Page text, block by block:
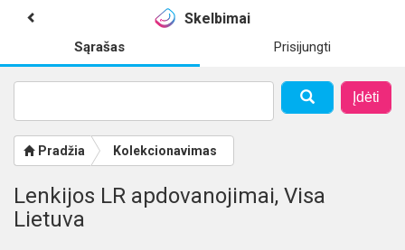
Skelbimai
Sąrašas Prisijungti
Įdėti
Pradžia Kolekcionavimas
Lenkijos LR apdovanojimai, Visa
Lietuva